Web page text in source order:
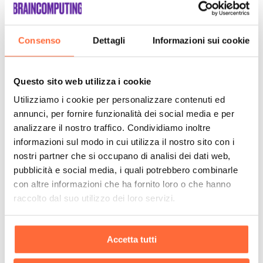
Consenso Dettagli Informazioni sui cookie
Questo sito web utilizza i cookie
Utilizziamo i cookie per personalizzare contenuti ed
annunci, per fornire funzionalità dei social media e per
analizzare il nostro traffico. Condividiamo inoltre
informazioni sul modo in cui utilizza il nostro sito con i
nostri partner che si occupano di analisi dei dati web,
pubblicità e social media, i quali potrebbero combinarle
con altre informazioni che ha fornito loro o che hanno
raccolto dal suo utilizzo dei loro servizi.
Accetta tutti